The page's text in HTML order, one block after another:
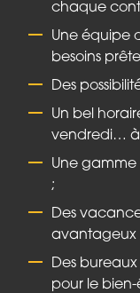
chaque
Une équipe
besoins
Des
Un bel
vendredi… à
Une gamme
;
Des
avantageux
Des
pour le